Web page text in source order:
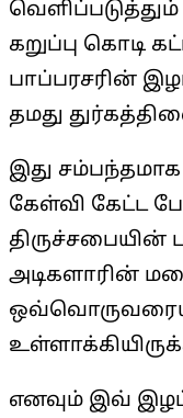
கறுப்பு கொடி
பாப்பரசரின்
தமது
இது
கேள்வி கேட்ட
திருச்சபையின்
அடிகளாரின்
எனவும் இவ்